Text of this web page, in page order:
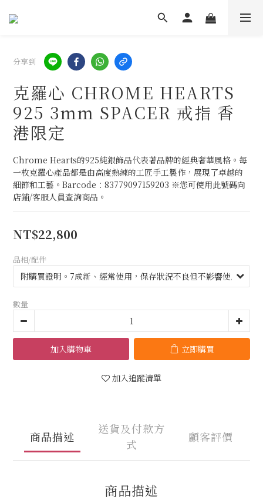
分享到
克羅心 CHROME HEARTS
925 3mm SPACER 戒指 香
港限定
Chrome Hearts的925純銀飾品代表著品牌的經典奢華風格。每
一枚克羅心產品都是由高度熟練的工匠手工製作，展現了卓越的
細節和工藝。Barcode：83779097159203 ※您可使用此號碼向
店鋪/客服人員查詢商品。
NT$22,800
品相/配件
數量
加入購物車 立即購買
加入追蹤清單
商品描述
送貨及付款方
式
顧客評價
商品描述